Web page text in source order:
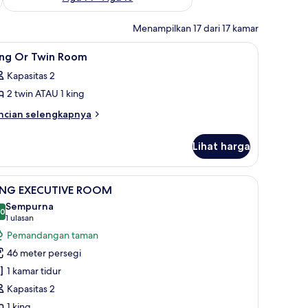
Menampilkan 17 dari 17 kamar
laptop, dan tirai kedap cahaya Brankas, meja kerja, ruang kerja ramah
13 Or Twin Room
Kapasitas 2
2 twin ATAU 1 king
selengkapnya
Lihat harga
ruang kerja ramah laptop, dan tirai kedap cahaya
KING EXECUTIVE ROOM | Brankas, meja
12 EXECUTIVE ROOM
dari 10
Sempurna
1 ulasan
(1
ulasan)
Pemandangan taman
46 meter persegi
1 kamar tidur
Kapasitas 2